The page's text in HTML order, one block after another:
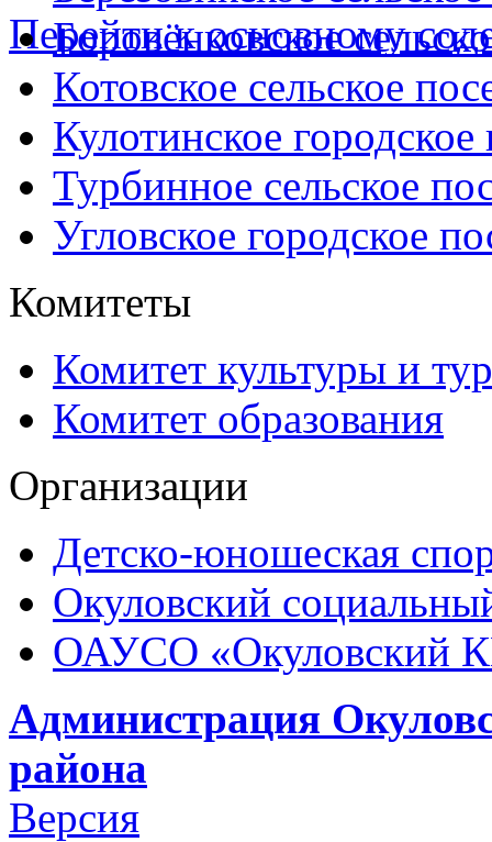
Перейти к основному
Боровёнковское
Котовское сельское
Кулотинское городское
Турбинное сельское
Угловское городское
Комитеты
Комитет культуры и
Комитет образования
Организации
Детско-юношеская
Окуловский
ОАУСО «Окуловский
Администрация
района
Версия